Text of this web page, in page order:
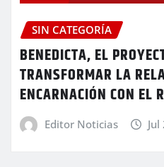
SIN CATEGORÍA
BENEDICTA, EL
TRANSFORMAR LA
ENCARNACIÓN CON EL
Editor Noticias